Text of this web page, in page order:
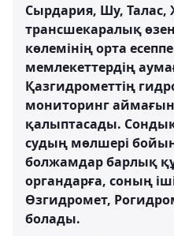
Сырдария, Шу, Талас,
трансшекаралық
көлемінің орта
мемлекеттердің
Қазгидрометтің
мониторинг
қалыптасады.
судың мөлшері
болжамдар барлық
органдарға, соның
Өзгидромет,
болады.